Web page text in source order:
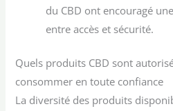
du CBD ont encouragé
entre accès et sécurité.
Quels produits CBD sont
consommer en toute confiance
La diversité des produits